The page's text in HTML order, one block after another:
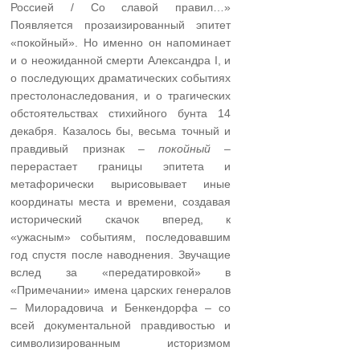
Россией / Со славой правил…»
Появляется прозаизированный эпитет
«покойный». Но именно он напоминает
и о неожиданной смерти Александра I, и
о последующих драматических событиях
престолонаследования, и о трагических
обстоятельствах стихийного бунта 14
декабря. Казалось бы, весьма точный и
правдивый признак – покойный–
перерастает границы эпитета и
метафорически вырисовывает иные
координаты места и времени, создавая
исторический скачок вперед, к
«ужасным» событиям, последовавшим
год спустя после наводнения. Звучащие
вслед за «передатировкой» в
«Примечании» имена царских генералов
– Милорадовича и Бенкендорфа – со
всей документальной правдивостью и
символизированным историзмом